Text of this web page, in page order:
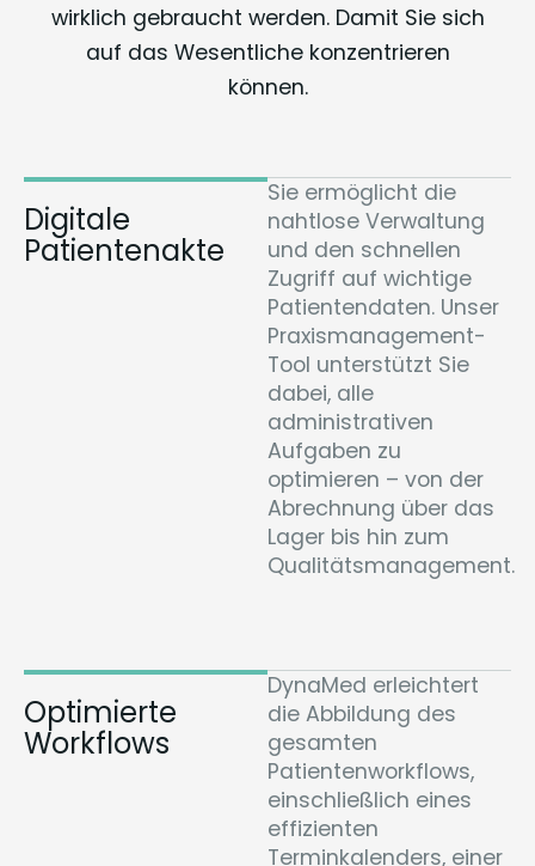
wirklich gebraucht werden. Damit Sie sich
auf das Wesentliche konzentrieren
können.
Digitale
Patientenakte
Sie ermöglicht die
nahtlose Verwaltung
und den schnellen
Zugriff auf wichtige
Patientendaten. Unser
Praxismanagement-
Tool unterstützt Sie
dabei, alle
administrativen
Aufgaben zu
optimieren – von der
Abrechnung über das
Lager bis hin zum
Qualitätsmanagement.
Optimierte
Workflows
DynaMed erleichtert
die Abbildung des
gesamten
Patientenworkflows,
einschließlich eines
effizienten
Terminkalenders, einer